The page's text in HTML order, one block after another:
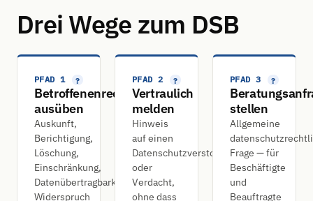
Drei Wege zum DSB
PFAD 1 ?
Betroffenenrechte
ausüben
Auskunft,
Berichtigung,
Löschung,
Einschränkung,
Datenübertragbarkeit,
Widerspruch
PFAD 2 ?
Vertraulich
melden
Hinweis
auf einen
Datenschutzverstoß
oder
Verdacht,
ohne dass
PFAD 3 ?
stellen
Allgemeine
Frage — für
Beschäftigte
und
Beauftragte